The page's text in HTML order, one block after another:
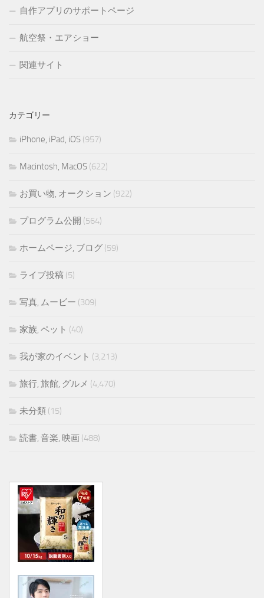
自作アプリのサポートページ
航空祭・エアショー
関連サイト
カテゴリー
iPhone, iPad, iOS (957)
Macintosh, MacOS (622)
お買い物, オークション (922)
プログラム公開 (564)
ホームページ, ブログ (59)
ライブ投稿 (5)
写真, ムービー (309)
家族, ペット (40)
我が家のイベント (3,213)
旅行, 旅館, グルメ (4,470)
未分類 (15)
読書, 音楽, 映画 (488)